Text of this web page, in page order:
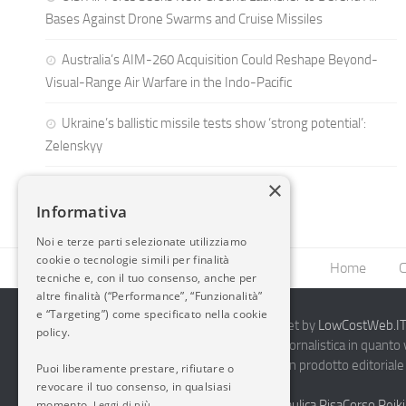
Bases Against Drone Swarms and Cruise Missiles
Australia’s AIM-260 Acquisition Could Reshape Beyond-
Visual-Range Air Warfare in the Indo-Pacific
Ukraine’s ballistic missile tests show ‘strong potential’:
Zelenskyy
Home
2014-2026 AvioBlog - Creazione Siti Internet by
Questo blog non rappresenta una testata giornalistica in
periodicità. Non può pertanto considerarsi un prodotto
7.03.2001.Disclaimer Completo
×
Informativa
Noi e terze parti selezionate utilizziamo
cookie o tecnologie simili per finalità
tecniche e, con il tuo consenso, anche per
altre finalità (“Performance”, “Funzionalità”
e “Targeting”) come specificato nella cookie
policy.
Puoi liberamente prestare, rifiutare o
revocare il tuo consenso, in qualsiasi